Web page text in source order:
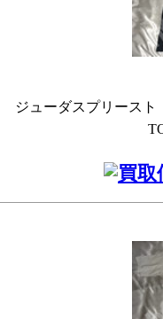
ジューダスプリース